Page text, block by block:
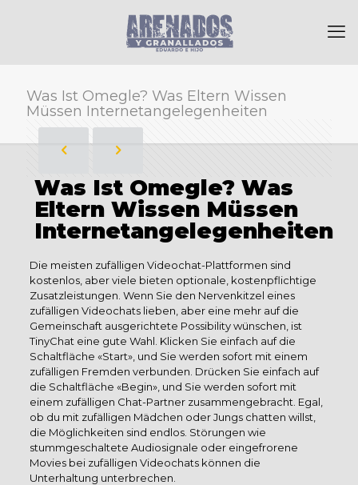
Was Ist Omegle? Was Eltern Wissen
Müssen Internetangelegenheiten
Was Ist Omegle? Was
Eltern Wissen Müssen
Internetangelegenheiten
Die meisten zufälligen Videochat-Plattformen sind
kostenlos, aber viele bieten optionale, kostenpflichtige
Zusatzleistungen. Wenn Sie den Nervenkitzel eines
zufälligen Videochats lieben, aber eine mehr auf die
Gemeinschaft ausgerichtete Possibility wünschen, ist
TinyChat eine gute Wahl. Klicken Sie einfach auf die
Schaltfläche «Start», und Sie werden sofort mit einem
zufälligen Fremden verbunden. Drücken Sie einfach auf
die Schaltfläche «Begin», und Sie werden sofort mit
einem zufälligen Chat-Partner zusammengebracht. Egal,
ob du mit zufälligen Mädchen oder Jungs chatten willst,
die Möglichkeiten sind endlos. Störungen wie
stummgeschaltete Audiosignale oder eingefrorene
Movies bei zufälligen Videochats können die
Unterhaltung unterbrechen.